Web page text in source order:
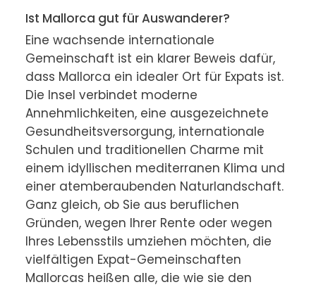
Ist Mallorca gut für Auswanderer?
Eine wachsende internationale
Gemeinschaft ist ein klarer Beweis dafür,
dass Mallorca ein idealer Ort für Expats ist.
Die Insel verbindet moderne
Annehmlichkeiten, eine ausgezeichnete
Gesundheitsversorgung, internationale
Schulen und traditionellen Charme mit
einem idyllischen mediterranen Klima und
einer atemberaubenden Naturlandschaft.
Ganz gleich, ob Sie aus beruflichen
Gründen, wegen Ihrer Rente oder wegen
Ihres Lebensstils umziehen möchten, die
vielfältigen Expat-Gemeinschaften
Mallorcas heißen alle, die wie sie den